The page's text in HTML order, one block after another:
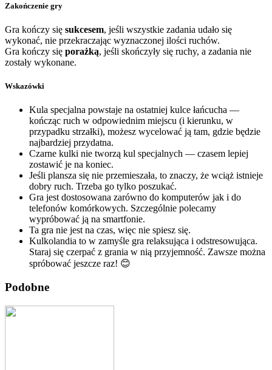
Zakończenie gry
Gra kończy się sukcesem, jeśli wszystkie zadania udało się
wykonać, nie przekraczając wyznaczonej ilości ruchów.
Gra kończy się porażką, jeśli skończyły się ruchy, a zadania nie
zostały wykonane.
Wskazówki
Kula specjalna powstaje na ostatniej kulce łańcucha —
kończąc ruch w odpowiednim miejscu (i kierunku, w
przypadku strzałki), możesz wycelować ją tam, gdzie będzie
najbardziej przydatna.
Czarne kulki nie tworzą kul specjalnych — czasem lepiej
zostawić je na koniec.
Jeśli plansza się nie przemieszała, to znaczy, że wciąż istnieje
dobry ruch. Trzeba go tylko poszukać.
Gra jest dostosowana zarówno do komputerów jak i do
telefonów komórkowych. Szczególnie polecamy
wypróbować ją na smartfonie.
Ta gra nie jest na czas, więc nie spiesz się.
Kulkolandia to w zamyśle gra relaksująca i odstresowująca.
Staraj się czerpać z grania w nią przyjemność. Zawsze można
spróbować jeszcze raz! 😊
Podobne